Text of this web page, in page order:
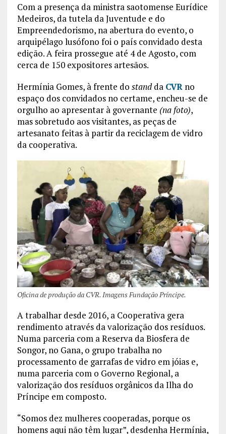
Com a presença da ministra saotomense Eurídice
Medeiros, da tutela da Juventude e do
Empreendedorismo, na abertura do evento, o
arquipélago lusófono foi o país convidado desta
edição. A feira prossegue até 4 de Agosto, com
cerca de 150 expositores artesãos.
Hermínia Gomes, à frente do standda CVRno
espaço dos convidados no certame, encheu-se de
orgulho ao apresentar à governante (na foto),
mas sobretudo aos visitantes, as peças de
artesanato feitas à partir da reciclagem de vidro
da cooperativa.
Oficina de produção da CVR. Imagens Fundação Príncipe.
A trabalhar desde 2016, a Cooperativa gera
rendimento através da valorização dos resíduos.
Numa parceria com a Reserva da Biosfera de
Songor, no Gana, o grupo trabalha no
processamento de garrafas de vidro em jóias e,
numa parceria com o Governo Regional, a
valorização dos resíduos orgânicos da Ilha do
Príncipe em composto.
“Somos dez mulheres cooperadas, porque os
homens aqui não têm lugar”, desdenha Hermínia,